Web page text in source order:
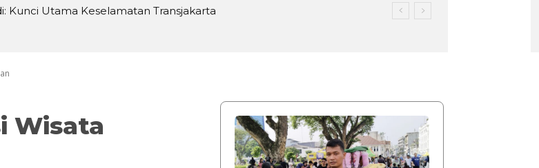
Utama Keselamatan Transjakarta
untuk Ketahanan Pangan
Wisata